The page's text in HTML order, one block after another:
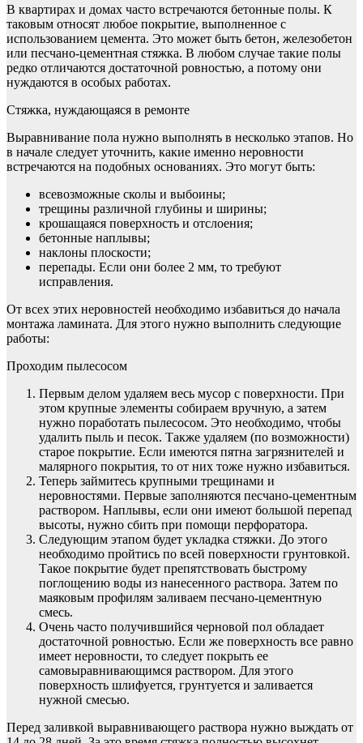
В квартирах и домах часто встречаются бетонные полы. К
таковым относят любое покрытие, выполненное с
использованием цемента. Это может быть бетон, железобетон
или песчано-цементная стяжка. В любом случае такие полы
редко отличаются достаточной ровностью, а потому они
нуждаются в особых работах.
Стяжка, нуждающаяся в ремонте
Выравнивание пола нужно выполнять в несколько этапов. Но
в начале следует уточнить, какие именно неровности
встречаются на подобных основаниях. Это могут быть:
всевозможные сколы и выбоины;
трещины различной глубины и ширины;
крошащаяся поверхность и отслоения;
бетонные наплывы;
наклоны плоскости;
перепады. Если они более 2 мм, то требуют
исправления.
От всех этих неровностей необходимо избавиться до начала
монтажа ламината. Для этого нужно выполнить следующие
работы:
Проходим пылесосом
Первым делом удаляем весь мусор с поверхности. При
этом крупные элементы собираем вручную, а затем
нужно поработать пылесосом. Это необходимо, чтобы
удалить пыль и песок. Также удаляем (по возможности)
старое покрытие. Если имеются пятна загрязнителей и
малярного покрытия, то от них тоже нужно избавиться.
Теперь займитесь крупными трещинами и
неровностями. Первые заполняются песчано-цементным
раствором. Наплывы, если они имеют большой перепад
высоты, нужно сбить при помощи перфоратора.
Следующим этапом будет укладка стяжки. До этого
необходимо пройтись по всей поверхности грунтовкой.
Такое покрытие будет препятствовать быстрому
поглощению воды из нанесенного раствора. Затем по
маяковым профилям заливаем песчано-цементную
смесь.
Очень часто получившийся черновой пол обладает
достаточной ровностью. Если же поверхность все равно
имеет неровности, то следует покрыть ее
самовыравнивающимся раствором. Для этого
поверхность шлифуется, грунтуется и заливается
нужной смесью.
Перед заливкой выравнивающего раствора нужно выждать от